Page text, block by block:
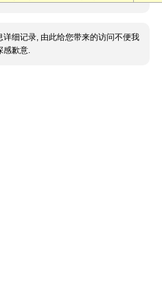
详细记录, 由此给您带来的访问不便我
感歉意.